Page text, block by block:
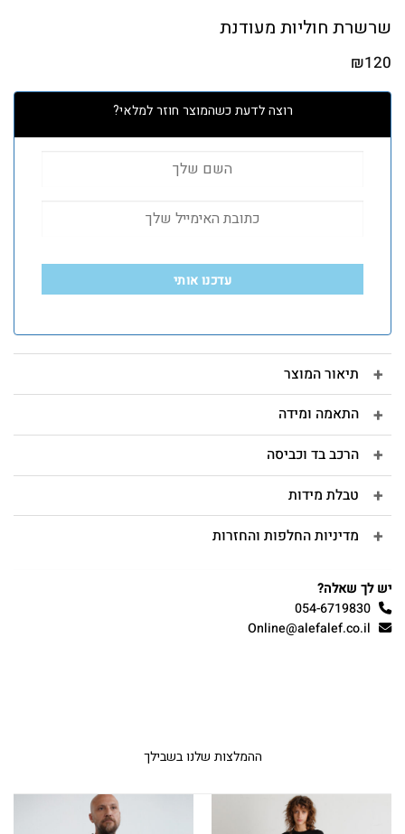
שרשרת חוליות מעודנת
₪120
רוצה לדעת כשהמוצר חוזר למלאי?
עדכנו אותי
תיאור המוצר
התאמה ומידה
הרכב בד וכביסה
טבלת מידות
מדיניות החלפות והחזרות
יש לך שאלה?
054-6719830
Online@alefalef.co.il
ההמלצות שלנו בשבילך